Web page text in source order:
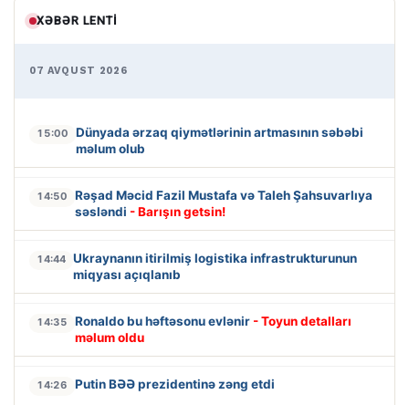
XƏBƏR LENTI
07 AVQUST 2026
15:00
Dünyada ərzaq qiymətlərinin artmasının səbəbi
məlum olub
14:50
Rəşad Məcid Fazil Mustafa və Taleh Şahsuvarlıya
səsləndi - Barışın getsin!
14:44 Ukraynanın itirilmiş logistika infrastrukturunun
miqyası açıqlanıb
14:35 Ronaldo bu həftəsonu evlənir - Toyun detalları
məlum oldu
14:26 Putin BƏƏ prezidentinə zəng etdi